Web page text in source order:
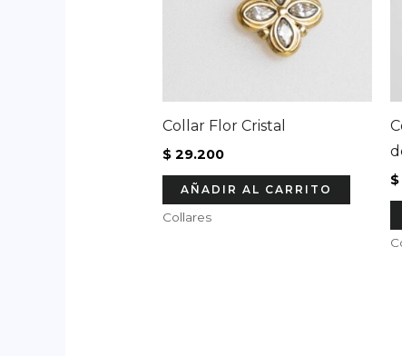
Collar Flor Cristal
$29.200
AÑADIR AL CARRITO
Collares
$